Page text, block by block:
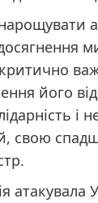
його
і
свою